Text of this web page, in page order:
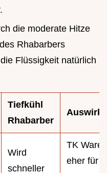
die moderate Hitze
Rhabarbers
Flüssigkeit natürlich
Tiefkühl
Rhabarber
Wird
schneller
TK Ware
eher für